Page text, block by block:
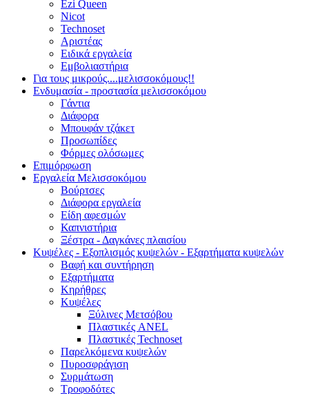
Ezi Queen
Nicot
Technoset
Αριστέας
Ειδικά εργαλεία
Εμβολιαστήρια
Για τους μικρούς....μελισσοκόμους!!
Ενδυμασία - προστασία μελισσοκόμου
Γάντια
Διάφορα
Μπουφάν τζάκετ
Προσωπίδες
Φόρμες ολόσωμες
Επιμόρφωση
Εργαλεία Μελισσοκόμου
Βούρτσες
Διάφορα εργαλεία
Είδη αφεσμών
Καπνιστήρια
Ξέστρα - Δαγκάνες πλαισίου
Κυψέλες - Εξοπλισμός κυψελών - Εξαρτήματα κυψελών
Βαφή και συντήρηση
Εξαρτήματα
Κηρήθρες
Κυψέλες
Ξύλινες Μετσόβου
Πλαστικές ANEL
Πλαστικές Technoset
Παρελκόμενα κυψελών
Πυροσφράγιση
Συρμάτωση
Τροφοδότες